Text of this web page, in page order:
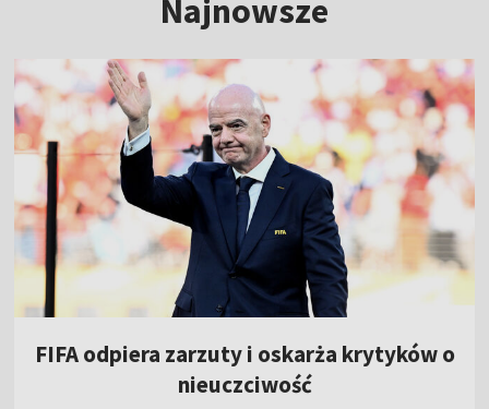
Najnowsze
FIFA odpiera zarzuty i oskarża krytyków o
nieuczciwość